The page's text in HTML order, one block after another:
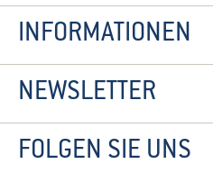
INFORMATIONEN
NEWSLETTER
FOLGEN SIE UNS